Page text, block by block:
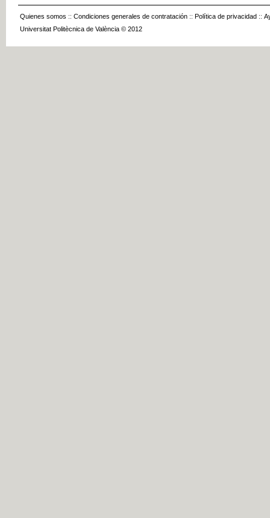
Quienes somos :: Condiciones generales de contratación :: Política de privacidad ::
Universitat Politècnica de València © 2012